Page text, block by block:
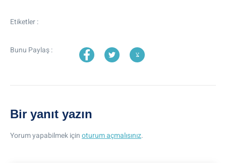
Etiketler :
Bunu Paylaş :
Bir yanıt yazın
Yorum yapabilmek içinoturum açmalısınız.